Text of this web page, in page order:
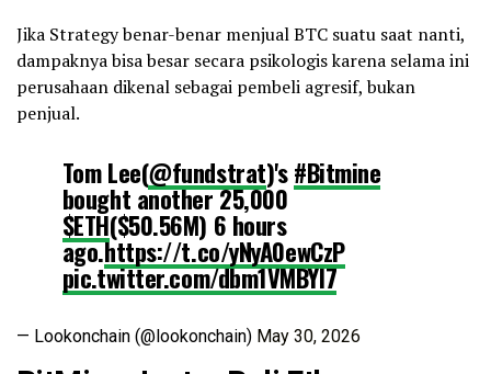
Jika Strategy benar-benar menjual BTC suatu saat nanti,
dampaknya bisa besar secara psikologis karena selama ini
perusahaan dikenal sebagai pembeli agresif, bukan
penjual.
Tom Lee(@fundstrat)'s#Bitmine
bought another 25,000
$ETH($50.56M) 6 hours
ago.https://t.co/yNyA0ewCzP
pic.twitter.com/dbm1VMBYI7
— Lookonchain (@lookonchain) May 30, 2026